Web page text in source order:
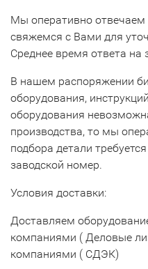
Мы оперативно отвечаем
свяжемся с Вами для
Среднее время ответа на
В нашем распоряжении
оборудования,
оборудования
производства, то мы
подбора детали
заводской номер.
Условия доставки:
Доставляем
компаниями ( Деловые
компаниями ( СДЭК)